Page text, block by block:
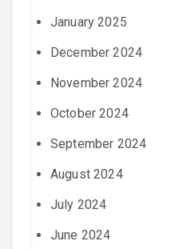
January 2025
December 2024
November 2024
October 2024
September 2024
August 2024
July 2024
June 2024